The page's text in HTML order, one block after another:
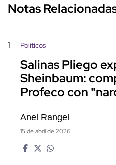
Notas
1 Políticos
Salinas Pliego
Sheinbaum:
Profeco con
Anel Rangel
15 de abril de 2026